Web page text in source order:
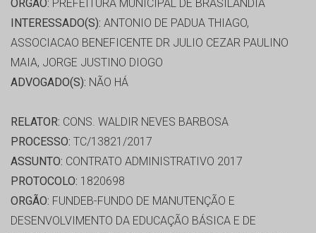
ORGÃO: PREFEITURA MUNICIPAL DE BRASILANDIA
INTERESSADO(S): ANTONIO DE PADUA THIAGO,
ASSOCIACAO BENEFICENTE DR JULIO CEZAR PAULINO
MAIA, JORGE JUSTINO DIOGO
ADVOGADO(S): NÃO HÁ
RELATOR: CONS. WALDIR NEVES BARBOSA
PROCESSO: TC/13821/2017
ASSUNTO: CONTRATO ADMINISTRATIVO 2017
PROTOCOLO: 1820698
ORGÃO: FUNDEB-FUNDO DE MANUTENÇÃO E
DESENVOLVIMENTO DA EDUCAÇÃO BÁSICA E DE